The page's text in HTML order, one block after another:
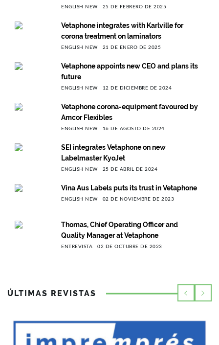
ENGLISH NEW 25 DE FEBRERO DE 2025
Vetaphone integrates with Karlville for
corona treatment on laminators
ENGLISH NEW 21 DE ENERO DE 2025
Vetaphone appoints new CEO and plans its
future
ENGLISH NEW 12 DE DICIEMBRE DE 2024
Vetaphone corona-equipment favoured by
Amcor Flexibles
ENGLISH NEW 16 DE AGOSTO DE 2024
SEI integrates Vetaphone on new
Labelmaster KyoJet
ENGLISH NEW 25 DE ABRIL DE 2024
Vina Aus Labels puts its trust in Vetaphone
ENGLISH NEW 02 DE NOVIEMBRE DE 2023
Thomas, Chief Operating Officer and
Quality Manager at Vetaphone
ENTREVISTA 02 DE OCTUBRE DE 2023
ÚLTIMAS REVISTAS